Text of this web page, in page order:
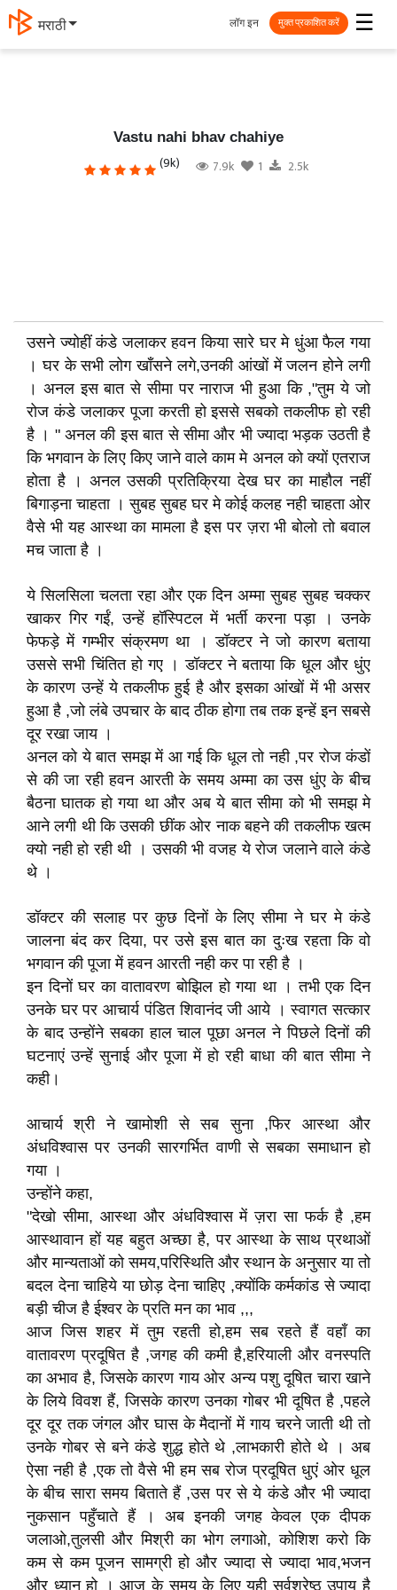
मराठी ☰
लॉग इन मुक्त प्रकाशित करें
Vastu nahi bhav chahiye
(9k) 7.9k 1 2.5k
उसने ज्योहीं कंडे जलाकर हवन किया सारे घर मे धुंआ फैल गया
। घर के सभी लोग खाँसने लगे,उनकी आंखों में जलन होने लगी
। अनल इस बात से सीमा पर नाराज भी हुआ कि ,"तुम ये जो
रोज कंडे जलाकर पूजा करती हो इससे सबको तकलीफ हो रही
है । " अनल की इस बात से सीमा और भी ज्यादा भड़क उठती है
कि भगवान के लिए किए जाने वाले काम मे अनल को क्यों एतराज
होता है । अनल उसकी प्रतिक्रिया देख घर का माहौल नहीं
बिगाड़ना चाहता । सुबह सुबह घर मे कोई कलह नही चाहता ओर
वैसे भी यह आस्था का मामला है इस पर ज़रा भी बोलो तो बवाल
मच जाता है ।
ये सिलसिला चलता रहा और एक दिन अम्मा सुबह सुबह चक्कर
खाकर गिर गईं, उन्हें हॉस्पिटल में भर्ती करना पड़ा । उनके
फेफड़े में गम्भीर संक्रमण था । डॉक्टर ने जो कारण बताया
उससे सभी चिंतित हो गए । डॉक्टर ने बताया कि धूल और धुंए
के कारण उन्हें ये तकलीफ हुई है और इसका आंखों में भी असर
हुआ है ,जो लंबे उपचार के बाद ठीक होगा तब तक इन्हें इन सबसे
दूर रखा जाय ।
अनल को ये बात समझ में आ गई कि धूल तो नही ,पर रोज कंडों
से की जा रही हवन आरती के समय अम्मा का उस धुंए के बीच
बैठना घातक हो गया था और अब ये बात सीमा को भी समझ मे
आने लगी थी कि उसकी छींक ओर नाक बहने की तकलीफ खत्म
क्यो नही हो रही थी । उसकी भी वजह ये रोज जलाने वाले कंडे
थे ।
डॉक्टर की सलाह पर कुछ दिनों के लिए सीमा ने घर मे कंडे
जालना बंद कर दिया, पर उसे इस बात का दुःख रहता कि वो
भगवान की पूजा में हवन आरती नही कर पा रही है ।
इन दिनों घर का वातावरण बोझिल हो गया था । तभी एक दिन
उनके घर पर आचार्य पंडित शिवानंद जी आये । स्वागत सत्कार
के बाद उन्होंने सबका हाल चाल पूछा अनल ने पिछले दिनों की
घटनाएं उन्हें सुनाई और पूजा में हो रही बाधा की बात सीमा ने
कही।
आचार्य श्री ने खामोशी से सब सुना ,फिर आस्था और
अंधविश्वास पर उनकी सारगर्भित वाणी से सबका समाधान हो
गया ।
उन्होंने कहा,
"देखो सीमा, आस्था और अंधविश्वास में ज़रा सा फर्क है ,हम
आस्थावान हों यह बहुत अच्छा है, पर आस्था के साथ प्रथाओं
और मान्यताओं को समय,परिस्थिति और स्थान के अनुसार या तो
बदल देना चाहिये या छोड़ देना चाहिए ,क्योंकि कर्मकांड से ज्यादा
बड़ी चीज है ईश्वर के प्रति मन का भाव ,,,
आज जिस शहर में तुम रहती हो,हम सब रहते हैं वहाँ का
वातावरण प्रदूषित है ,जगह की कमी है,हरियाली और वनस्पति
का अभाव है, जिसके कारण गाय ओर अन्य पशु दूषित चारा खाने
के लिये विवश हैं, जिसके कारण उनका गोबर भी दूषित है ,पहले
दूर दूर तक जंगल और घास के मैदानों में गाय चरने जाती थी तो
उनके गोबर से बने कंडे शुद्ध होते थे ,लाभकारी होते थे । अब
ऐसा नही है ,एक तो वैसे भी हम सब रोज प्रदूषित धुएं ओर धूल
के बीच सारा समय बिताते हैं ,उस पर से ये कंडे और भी ज्यादा
नुकसान पहुँचाते हैं । अब इनकी जगह केवल एक दीपक
जलाओ,तुलसी और मिश्री का भोग लगाओ, कोशिश करो कि
कम से कम पूजन सामग्री हो और ज्यादा से ज्यादा भाव,भजन
और ध्यान हो । आज के समय के लिए यही सर्वश्रेष्ठ उपाय है